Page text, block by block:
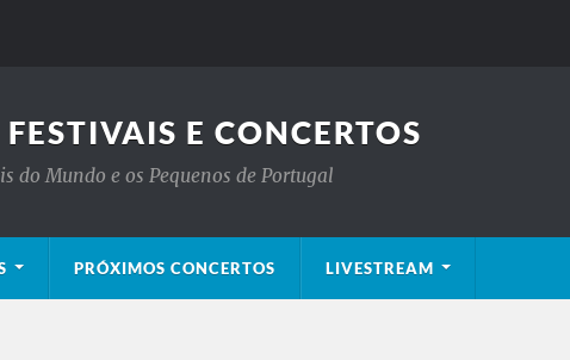
E CONCERTOS
do Mundo e os Pequenos de Portugal
PRÓXIMOS CONCERTOS LIVESTREAM